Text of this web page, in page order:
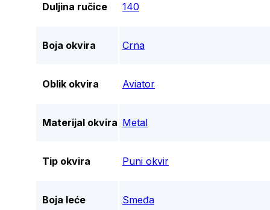
Duljina ručice 140
Boja okvira Crna
Oblik okvira Aviator
Materijal okvira Metal
Tip okvira Puni okvir
Boja leće Smeđa